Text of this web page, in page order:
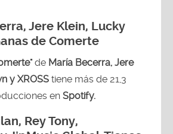
Jere Klein, Lucky
de Comerte
de María Becerra, Jere
y XROSS tiene más de 21,3
en Spotify.
Rey Tony,